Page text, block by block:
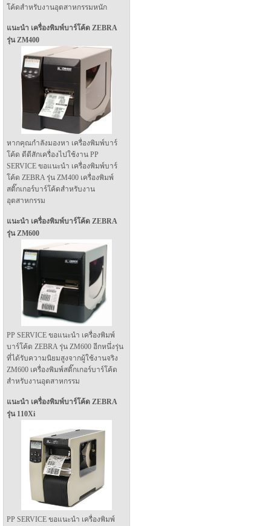
โค้ดสำหรับงานอุตสาหกรรมหนัก
แนะนำ เครื่องพิมพ์บาร์โค้ด ZEBRA
รุ่น ZM400
หากคุณกำลังมองหา เครื่องพิมพ์บาร์
โค้ด ดีดีสักเครื่องไปใช้งาน PP
SERVICE ขอแนะนำ เครื่องพิมพ์บาร์
โค้ด ZEBRA รุ่น ZM400 เครื่องพิมพ์
สติ๊กเกอร์บาร์โค้ดสำหรับงาน
อุตสาหกรรม
แนะนำ เครื่องพิมพ์บาร์โค้ด ZEBRA
รุ่น ZM600
PP SERVICE ขอแนะนำ เครื่องพิมพ์
บาร์โค้ด ZEBRA รุ่น ZM600 อีกหนึ่งรุ่น
ที่ได้รับความนิยมสูงจากผู้ใช้งานจริง
ZM600 เครื่องพิมพ์สติ๊กเกอร์บาร์โค้ด
สำหรับงานอุตสาหกรรม
แนะนำ เครื่องพิมพ์บาร์โค้ด ZEBRA
รุ่น 110Xi
PP SERVICE ขอแนะนำ เครื่องพิมพ์